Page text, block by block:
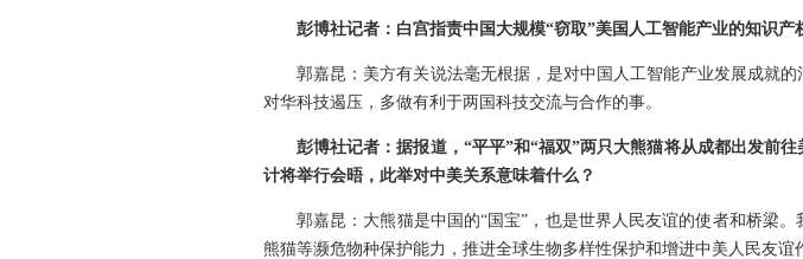
彭博社记者：白宫指责中国大规模“窃取”美国人工智能产业的知识产
郭嘉昆：美方有关说法毫无根据，是对中国人工智能产业发展成就
对华科技遏压，多做有利于两国科技交流与合作的事。
彭博社记者：据报道，“平平”和“福双”两只大熊猫将从成都出发前
计将举行会晤，此举对中美关系意味着什么？
郭嘉昆：大熊猫是中国的“国宝”，也是世界人民友谊的使者和桥梁
熊猫等濒危物种保护能力，推进全球生物多样性保护和增进中美人民友谊